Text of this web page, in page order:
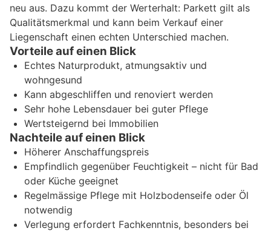
neu aus. Dazu kommt der Werterhalt: Parkett gilt als
Qualitätsmerkmal und kann beim Verkauf einer
Liegenschaft einen echten Unterschied machen.
Vorteile auf einen Blick
Echtes Naturprodukt, atmungsaktiv und
wohngesund
Kann abgeschliffen und renoviert werden
Sehr hohe Lebensdauer bei guter Pflege
Wertsteigernd bei Immobilien
Nachteile auf einen Blick
Höherer Anschaffungspreis
Empfindlich gegenüber Feuchtigkeit – nicht für Bad
oder Küche geeignet
Regelmässige Pflege mit Holzbodenseife oder Öl
notwendig
Verlegung erfordert Fachkenntnis, besonders bei